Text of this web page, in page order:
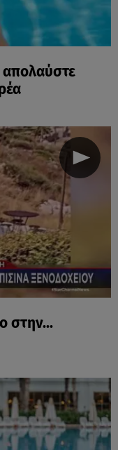
απολαύστε
στην...